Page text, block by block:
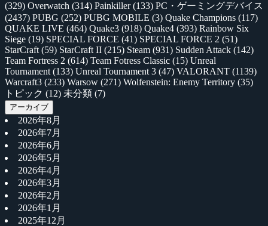
(329) Overwatch (314) Painkiller(133) PC・ゲーミングデバイス
(2437) PUBG (252) PUBG MOBILE (3) Quake Champions (117)
QUAKE LIVE (464) Quake3 (918) Quake4 (393) Rainbow Six
Siege (19) SPECIAL FORCE (41) SPECIAL FORCE 2 (51)
StarCraft (59) StarCraft II (215) Steam (931) Sudden Attack (142)
Team Fortress 2 (614) Team Fotress Classic (15) Unreal
Tournament (133) Unreal Tournament 3 (47) VALORANT (1139)
Warcraft3 (233) Warsow (271) Wolfenstein: Enemy Territory (35)
トピック (12) 未分類 (7)
アーカイブ
2026年8月
2026年7月
2026年6月
2026年5月
2026年4月
2026年3月
2026年2月
2026年1月
2025年12月